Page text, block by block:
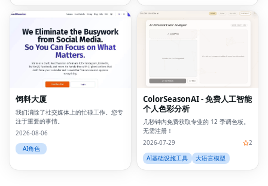
饲料大厦
我们消除了社交媒体上的忙碌工作。您专
注于重要的事情。
2026-08-06
AI角色
ColorSeasonAI - 免费人工智能
个人色彩分析
几秒钟内免费获取专业的 12 季调色板。
无需注册！
2026-07-29
2
AI基础设施工具
大语言模型